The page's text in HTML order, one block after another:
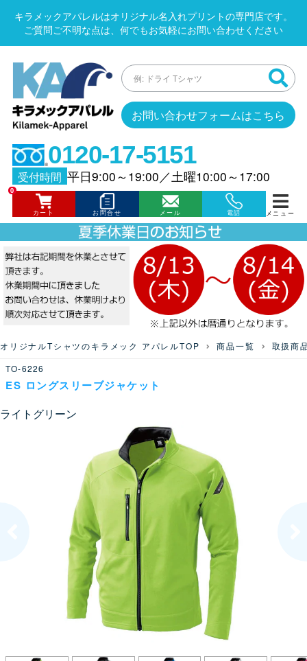
キラメックアパレルはオリジナル名入れプリントの専門店です。
ご質問ご不明な点は、何でもお気軽にお問い合わせください
お問い合わせフォームはこちら
0120-17-5151
受付時間 平日9:00～19:00／土曜10:00～17:00
カート
0
お問合せ メール 電話 メニュー
オリジナルTシャツのキラメック アパレルTOP 商品一覧
取扱商
TO-6226
ES ロングスリーブジャケット
ライトグリーン